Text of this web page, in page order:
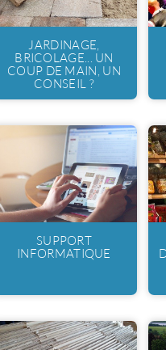
JARDINAGE,
BRICOLAGE... UN
COUP DE MAIN, UN
CONSEIL ?
SUPPORT
INFORMATIQUE